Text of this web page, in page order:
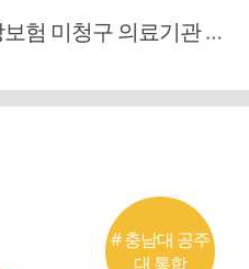
의료기관 대전 65곳 충남 31곳
# 충남대 공주
대 통합